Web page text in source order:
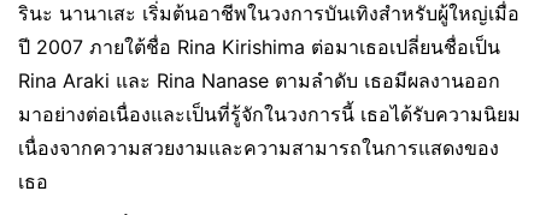
รินะ นานาเสะ เริ่มต้นอาชีพในวงการบันเทิงสำหรับผู้ใหญ่เมื่อ
ปี 2007 ภายใต้ชื่อ Rina Kirishima ต่อมาเธอเปลี่ยนชื่อเป็น
Rina Araki และ Rina Nanase ตามลำดับ เธอมีผลงานออก
มาอย่างต่อเนื่องและเป็นที่รู้จักในวงการนี้ เธอได้รับความนิยม
เนื่องจากความสวยงามและความสามารถในการแสดงของ
เธอ